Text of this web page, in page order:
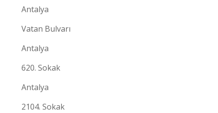
Antalya
Vatan Bulvarı
Antalya
620. Sokak
Antalya
2104. Sokak